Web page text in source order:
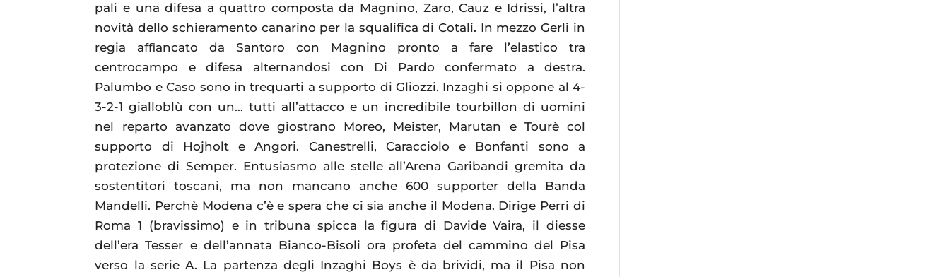
pali e una difesa a quattro composta da Magnino, Zaro, Cauz e Idrissi, l’altra
novità dello schieramento canarino per la squalifica di Cotali. In mezzo Gerli in
regia aﬃancato da Santoro con Magnino pronto a fare l’elastico tra
centrocampo e difesa alternandosi con Di Pardo confermato a destra.
Palumbo e Caso sono in trequarti a supporto di Gliozzi. Inzaghi si oppone al 4-
3-2-1 gialloblù con un… tutti all’attacco e un incredibile tourbillon di uomini
nel reparto avanzato dove giostrano Moreo, Meister, Marutan e Tourè col
supporto di Hojholt e Angori. Canestrelli, Caracciolo e Bonfanti sono a
protezione di Semper. Entusiasmo alle stelle all’Arena Garibandi gremita da
sostentitori toscani, ma non mancano anche 600 supporter della Banda
Mandelli. Perchè Modena c’è e spera che ci sia anche il Modena. Dirige Perri di
Roma 1 (bravissimo) e in tribuna spicca la figura di Davide Vaira, il diesse
dell’era Tesser e dell’annata Bianco-Bisoli ora profeta del cammino del Pisa
verso la serie A. La partenza degli Inzaghi Boys è da brividi, ma il Pisa non